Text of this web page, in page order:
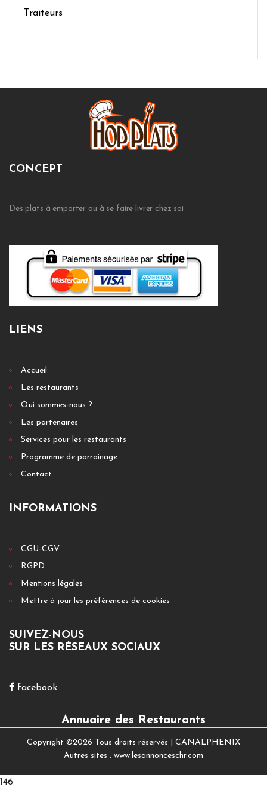
Traiteurs
CONCEPT
Des plats à emporter ou à se faire livrer chez soi
LIENS
Accueil
Les restaurants
Qui sommes-nous ?
Les partenaires
Services pour les restaurants
Programme de parrainage
Contact
INFORMATIONS
CGU-CGV
RGPD
Mentions légales
Mettre à jour les préférences de cookies
SUIVEZ-NOUS
SUR LES RÉSEAUX SOCIAUX
facebook
Annuaire des Restaurants
Copyright ©2026 Tous droits réservés | CANALPHENIX
Autres sites : www.lesannonceschr.com
146